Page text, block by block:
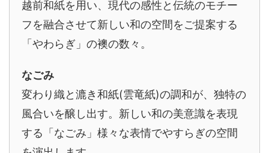
越前和紙を用い、現代の感性と伝統のモチー
フを融合させて新しい和の空間をご提案する
「やわらぎ」の襖の数々。
なごみ
変わり織と漉き和紙(雲竜紙)の調和が、独特の
風合いを醸し出す。新しい和の美意識を表現
する「なごみ」様々な表情でやすらぎの空間